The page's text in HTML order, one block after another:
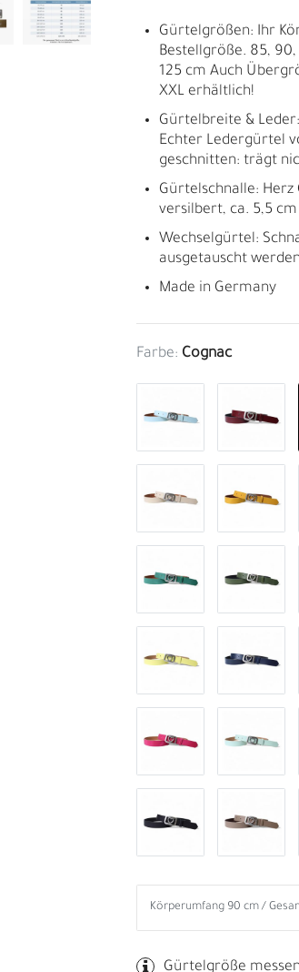
E
H
Gürtelgrößen: Ihr
Bestellgröße. 85, 90,
125 cm Auch
XXL erhältlich!
Gürtelbreite &
Echter Ledergürtel
geschnitten: trägt
Gürtelschnalle:
versilbert, ca. 5,5
Wechselgürtel:
ausgetauscht
Made in Germany
Farbe: Cognac
Gürtelgröße